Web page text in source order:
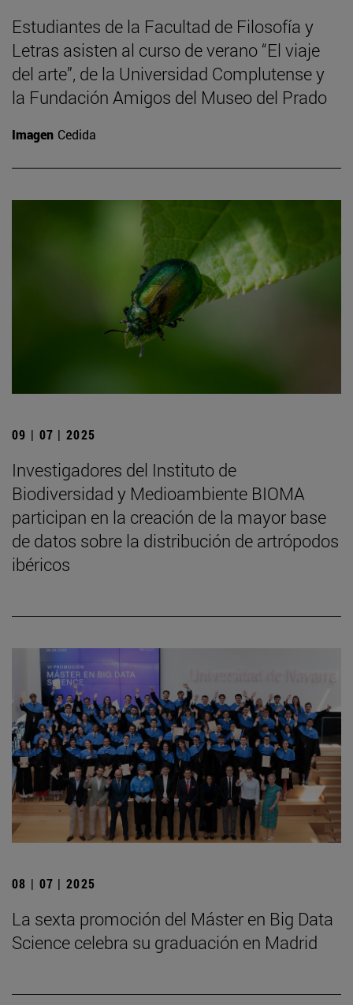
Estudiantes de la Facultad de Filosofía y
Letras asisten al curso de verano “El viaje
del arte”, de la Universidad Complutense y
la Fundación Amigos del Museo del Prado
Imagen Cedida
09 | 07 | 2025
Investigadores del Instituto de
Biodiversidad y Medioambiente BIOMA
participan en la creación de la mayor base
de datos sobre la distribución de artrópodos
ibéricos
08 | 07 | 2025
La sexta promoción del Máster en Big Data
Science celebra su graduación en Madrid